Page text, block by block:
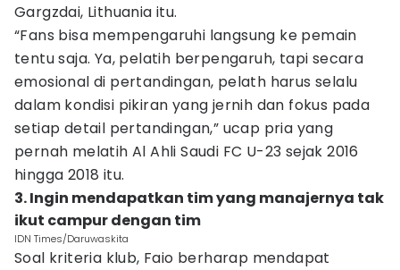
Gargzdai, Lithuania itu.
“Fans bisa mempengaruhi langsung ke pemain
tentu saja. Ya, pelatih berpengaruh, tapi secara
emosional di pertandingan, pelath harus selalu
dalam kondisi pikiran yang jernih dan fokus pada
setiap detail pertandingan,” ucap pria yang
pernah melatih Al Ahli Saudi FC U-23 sejak 2016
hingga 2018 itu.
3. Ingin mendapatkan tim yang manajernya tak
ikut campur dengan tim
IDN Times/Daruwaskita
Soal kriteria klub, Faio berharap mendapat